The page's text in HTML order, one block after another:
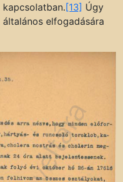
[13] Úgy
elfogadására